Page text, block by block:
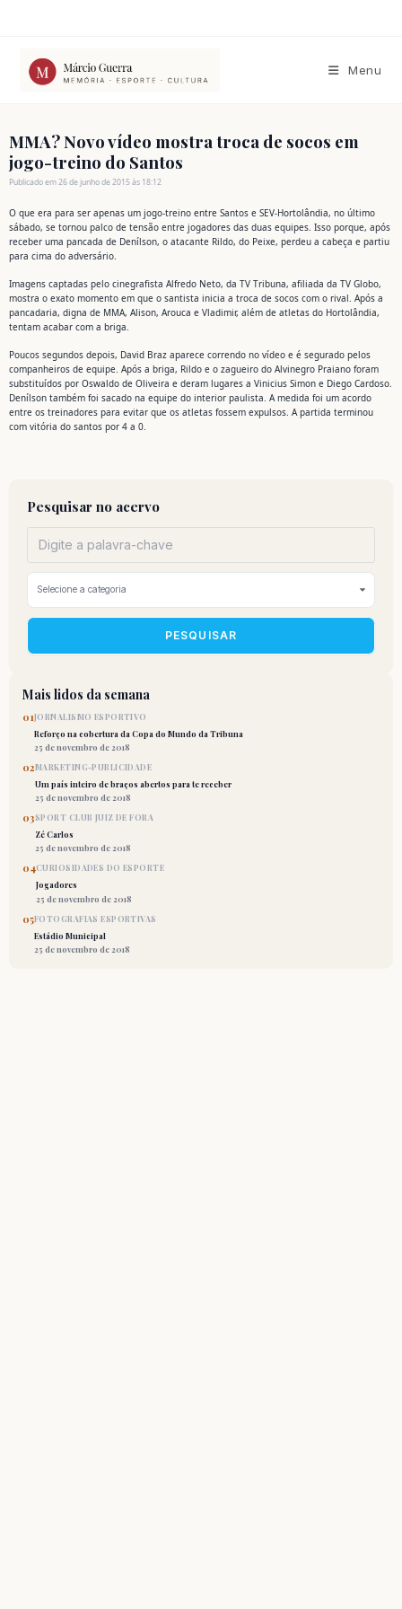
conteúdo
Menu
MMA? Novo vídeo mostra troca de socos em
jogo-treino do Santos
Publicado em 26 de junho de 2015 às 18:12
O que era para ser apenas um jogo-treino entre Santos e SEV-Hortolândia, no último
sábado, se tornou palco de tensão entre jogadores das duas equipes. Isso porque, após
receber uma pancada de Denílson, o atacante Rildo, do Peixe, perdeu a cabeça e partiu
para cima do adversário.
Imagens captadas pelo cinegrafista Alfredo Neto, da TV Tribuna, afiliada da TV Globo,
mostra o exato momento em que o santista inicia a troca de socos com o rival. Após a
pancadaria, digna de MMA, Alison, Arouca e Vladimir, além de atletas do Hortolândia,
tentam acabar com a briga.
Poucos segundos depois, David Braz aparece correndo no vídeo e é segurado pelos
companheiros de equipe. Após a briga, Rildo e o zagueiro do Alvinegro Praiano foram
substituídos por Oswaldo de Oliveira e deram lugares a Vinicius Simon e Diego Cardoso.
Denílson também foi sacado na equipe do interior paulista. A medida foi um acordo
entre os treinadores para evitar que os atletas fossem expulsos. A partida terminou
com vitória do santos por 4 a 0.
Pesquisar no acervo
PESQUISAR
Mais lidos da semana
01JORNALISMO ESPORTIVO
Reforço na cobertura da Copa do Mundo da Tribuna
25 de novembro de 2018
02MARKETING-PUBLICIDADE
Um país inteiro de braços abertos para te receber
25 de novembro de 2018
03SPORT CLUB JUIZ DE FORA
Zé Carlos
25 de novembro de 2018
04CURIOSIDADES DO ESPORTE
Jogadores
25 de novembro de 2018
05FOTOGRAFIAS ESPORTIVAS
Estádio Municipal
25 de novembro de 2018